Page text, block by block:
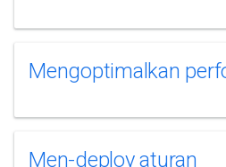
Mengoptimalkan
Men-deploy aturan